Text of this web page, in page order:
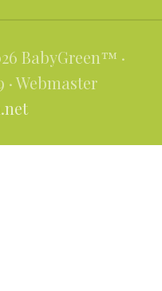
BabyGreen™ ·
· Webmaster